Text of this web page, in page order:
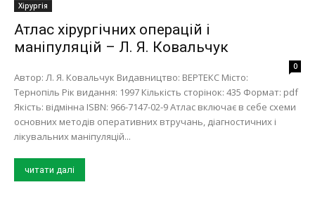
Хірургія
Атлас хірургічних операцій і
маніпуляцій – Л. Я. Ковальчук
0
Автор: Л. Я. Ковальчук Видавництво: ВЕРТЕКС Місто:
Тернопіль Рік видання: 1997 Кількість сторінок: 435 Формат: pdf
Якість: відмінна ISBN: 966-7147-02-9 Атлас включає в себе схеми
основних методів оперативних втручань, діагностичних і
лікувальних маніпуляцій...
читати далі